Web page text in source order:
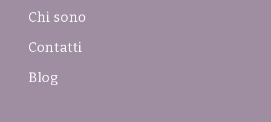
Chi sono
Contatti
Blog